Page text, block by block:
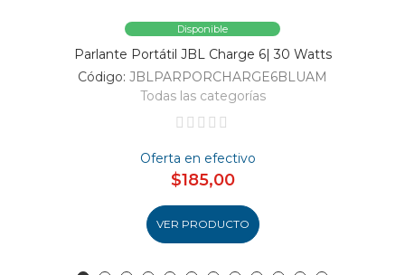
Disponible
Parlante Portátil JBL Charge 6| 30 Watts
Código: JBLPARPORCHARGE6BLUAM
Todas las categorías
Oferta en efectivo
$185,00
VER PRODUCTO